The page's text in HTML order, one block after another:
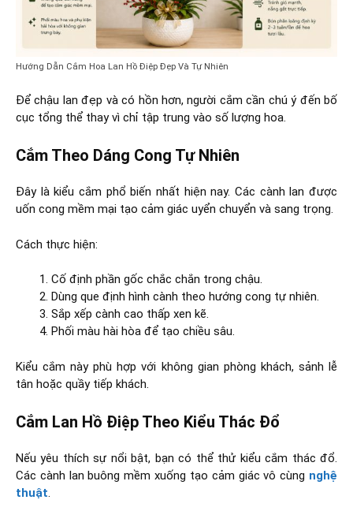
Hướng Dẫn Cắm Hoa Lan Hồ Điệp Đẹp Và Tự Nhiên
Để chậu lan đẹp và có hồn hơn, người cắm cần chú ý đến bố
cục tổng thể thay vì chỉ tập trung vào số lượng hoa.
Cắm Theo Dáng Cong Tự Nhiên
Đây là kiểu cắm phổ biến nhất hiện nay. Các cành lan được
uốn cong mềm mại tạo cảm giác uyển chuyển và sang trọng.
Cách thực hiện:
Cố định phần gốc chắc chắn trong chậu.
Dùng que định hình cành theo hướng cong tự nhiên.
Sắp xếp cành cao thấp xen kẽ.
Phối màu hài hòa để tạo chiều sâu.
Kiểu cắm này phù hợp với không gian phòng khách, sảnh lễ
tân hoặc quầy tiếp khách.
Cắm Lan Hồ Điệp Theo Kiểu Thác Đổ
Nếu yêu thích sự nổi bật, bạn có thể thử kiểu cắm thác đổ.
Các cành lan buông mềm xuống tạo cảm giác vô cùng nghệ
thuật.